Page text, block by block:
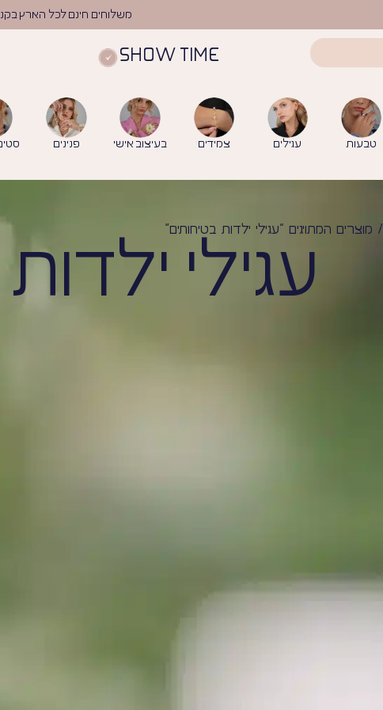
משלוחים חינם לכל הארץ בקנייה
SHOW TIME
טבעות עגילים צמידים בעיצוב אישי פנינים
/ מוצרים המתויגים “עגילי ילדות בטיחותים”
עגילי